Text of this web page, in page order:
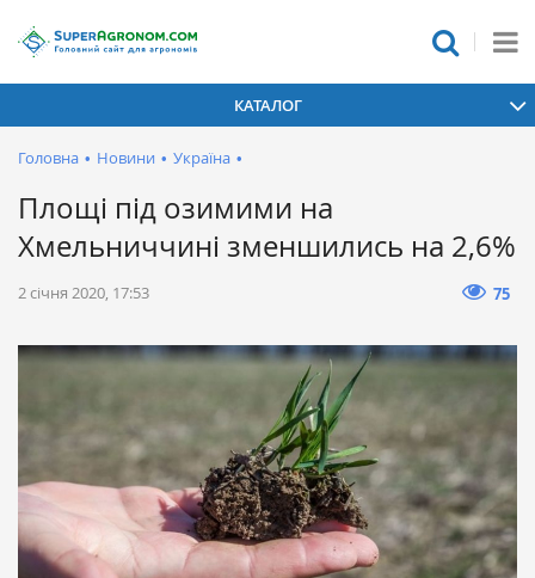
КАТАЛОГ
Головна • Новини • Україна •
Площі під озимими на
Хмельниччині зменшились на 2,6%
2 січня 2020, 17:53 75